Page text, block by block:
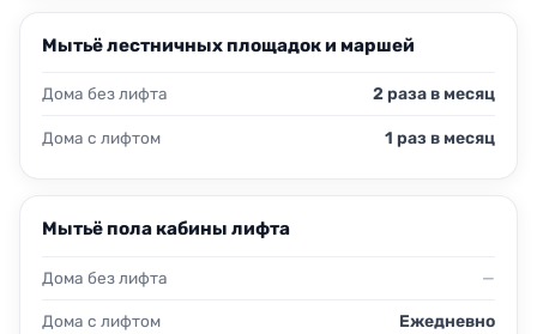
Мытьё лестничных площадок и маршей
Дома без лифта 2 раза в месяц
Дома с лифтом 1 раз в месяц
Мытьё пола кабины лифта
Дома без лифта —
Дома с лифтом Ежедневно